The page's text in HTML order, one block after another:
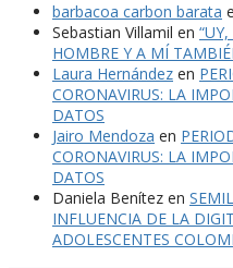
barbacoa carbon barata
Sebastian Villamil en
HOMBRE Y A MÍ
Laura Hernández en
CORONAVIRUS: LA
DATOS
Jairo Mendoza en
CORONAVIRUS: LA
DATOS
Daniela Benítez en
INFLUENCIA DE LA
ADOLESCENTES